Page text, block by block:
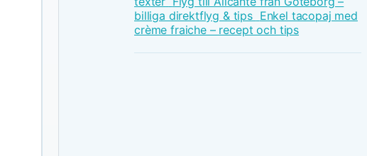
billiga direktflyg & tips Enkel tacopaj med
crème fraiche – recept och tips